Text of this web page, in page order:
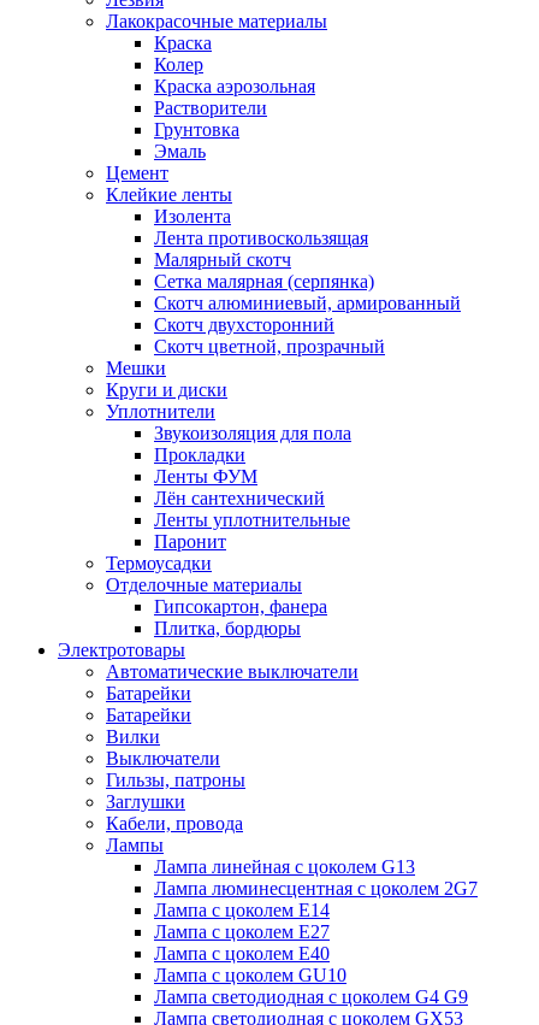
Лакокрасочные материалы
Краска
Колер
Краска аэрозольная
Растворители
Грунтовка
Эмаль
Цемент
Клейкие ленты
Изолента
Лента противоскользящая
Малярный скотч
Сетка малярная (серпянка)
Скотч алюминиевый, армированный
Скотч двухсторонний
Скотч цветной, прозрачный
Мешки
Круги и диски
Уплотнители
Звукоизоляция для пола
Прокладки
Ленты ФУМ
Лён сантехнический
Ленты уплотнительные
Паронит
Термоусадки
Отделочные материалы
Гипсокартон, фанера
Плитка, бордюры
Электротовары
Автоматические выключатели
Батарейки
Батарейки
Вилки
Выключатели
Гильзы, патроны
Заглушки
Кабели, провода
Лампы
Лампа линейная с цоколем G13
Лампа люминесцентная с цоколем 2G7
Лампа с цоколем E14
Лампа с цоколем E27
Лампа с цоколем E40
Лампа с цоколем GU10
Лампа светодиодная с цоколем G4 G9
Лампа светодиодная с цоколем GX53